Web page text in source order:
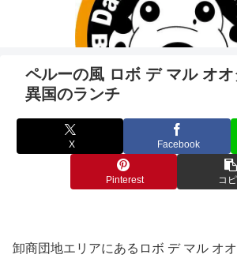
ペルーの風 ロボ デ マル オオ
異国のランチ
X Facebook
Pinterest コ
卸商団地エリアにあるロボ デ マル オオ